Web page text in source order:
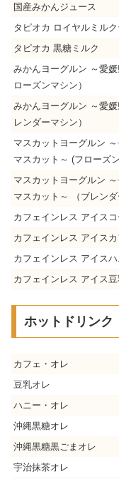
国産みかんジュース
タピオカ ロイヤルミル
タピオカ 黒糖ミルク
みかんヨーグルン ～愛
ローズンマシン）
みかんヨーグルン ～愛
レンダーマシン）
マスカットヨーグルン
マスカット～ (フローズン
マスカットヨーグルン
マスカット～ （ブレンダ
カフェインレス アイス
カフェインレス アイス
カフェインレス アイス
カフェインレス アイス
ホットドリンク
カフェ・オレ
豆乳オレ
ハニー・オレ
沖縄黒糖オレ
沖縄黒糖黒ごまオレ
宇治抹茶オレ